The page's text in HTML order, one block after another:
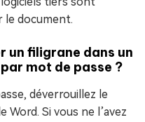
le document.
un filigrane dans un
mot de passe ?
déverrouillez le
Word. Si vous ne l’avez